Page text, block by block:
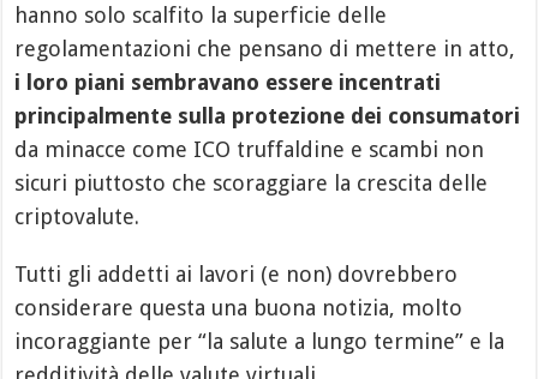
hanno solo scalfito la superficie delle
regolamentazioni che pensano di mettere in atto,
i loro piani sembravano essere incentrati
principalmente sulla protezione dei consumatori
da minacce come ICO truffaldine e scambi non
sicuri piuttosto che scoraggiare la crescita delle
criptovalute.
Tutti gli addetti ai lavori (e non) dovrebbero
considerare questa una buona notizia, molto
incoraggiante per “la salute a lungo termine” e la